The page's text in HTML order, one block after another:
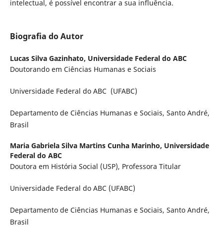
intelectual, é possível encontrar a sua influência.
Biografia do Autor
Lucas Silva Gazinhato, Universidade Federal do ABC
Doutorando em Ciências Humanas e Sociais
Universidade Federal do ABC (UFABC)
Departamento de Ciências Humanas e Sociais, Santo André,
Brasil
Maria Gabriela Silva Martins Cunha Marinho, Universidade
Federal do ABC
Doutora em História Social (USP), Professora Titular
Universidade Federal do ABC (UFABC)
Departamento de Ciências Humanas e Sociais, Santo André,
Brasil